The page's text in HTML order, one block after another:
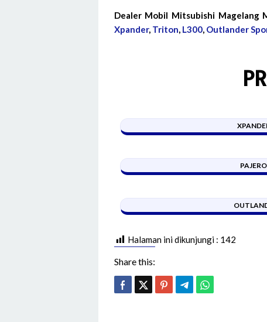
Dealer Mobil Mitsubishi Magelang
Xpander, Triton L300, Outlander
Halaman ini dikunjungi : 142
Share this: